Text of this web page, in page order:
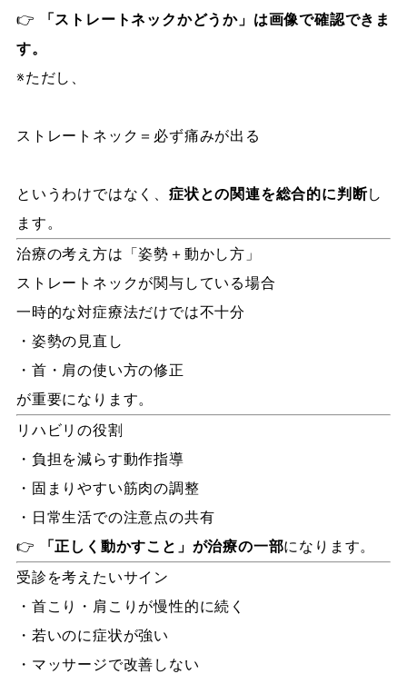
👉
「ストレートネックかどうか」は画像で確認できま
す。
※ただし、
ストレートネック＝必ず痛みが出る
というわけではなく、 症状との関連を総合的に判断し
ます。
治療の考え方は「姿勢＋動かし方」
ストレートネックが関与している場合
一時的な対症療法だけでは不十分
・姿勢の見直し
・首・肩の使い方の修正
が重要になります。
リハビリの役割
・負担を減らす動作指導
・固まりやすい筋肉の調整
・日常生活での注意点の共有
👉
「正しく動かすこと」が治療の一部になります。
受診を考えたいサイン
・首こり・肩こりが慢性的に続く
・若いのに症状が強い
・マッサージで改善しない